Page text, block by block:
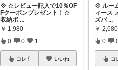
💠 ☆レビュー記入で10％OF
Fクーポンプレゼント！☆
収納ボ ...
￥ 1,980
0 0 1
コレ いいね
💠 ルー
ィース
ズパ ...
￥ 2,680
0
コ